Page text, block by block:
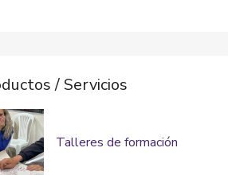
/ Servicios
Talleres de formación